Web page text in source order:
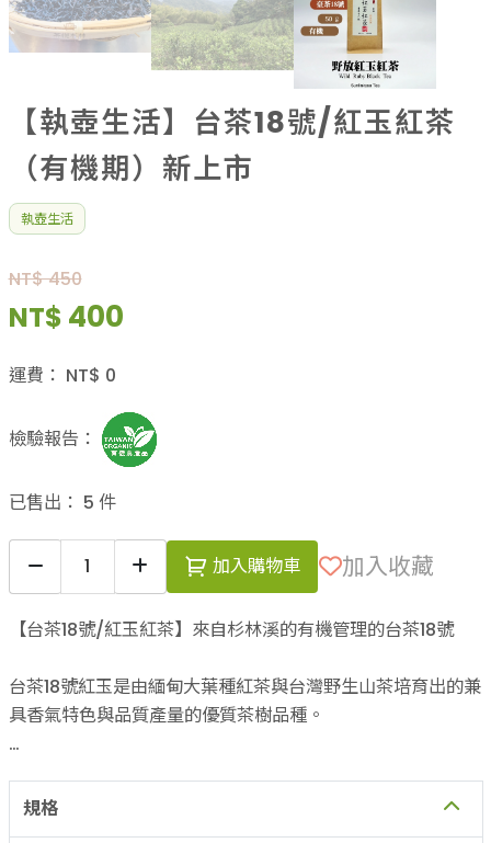
農業策略聯盟 送禮專區
優質水果
【執壺生活】台茶18號/紅玉紅茶
（有機期）新上市
執壺生活
NT$ 450
NT$ 400
運費： NT$ 0
檢驗報告：
已售出： 5 件
加入購物車 加入收藏
【台茶18號/紅玉紅茶】來自杉林溪的有機管理的台茶18號
台茶18號紅玉是由緬甸大葉種紅茶與台灣野生山茶培育出的兼
具香氣特色與品質產量的優質茶樹品種。
寧，口感濃郁強烈，茶湯紅亮清透，
規格